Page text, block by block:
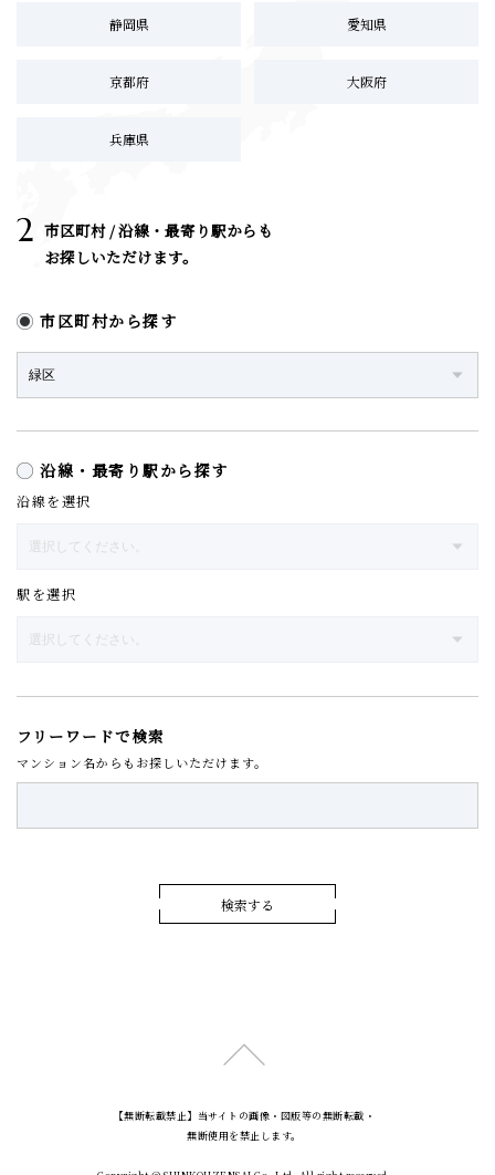
静岡県 愛知県
京都府 大阪府
兵庫県
2 市区町村 / 沿線・最寄り駅からも
お探しいただけます。
市区町村から探す
沿線・最寄り駅から探す
沿線を選択
駅を選択
フリーワードで検索
マンション名からもお探しいただけます。
検索する
【無断転載禁止】当サイトの画像・図版等の無断転載・
無断使用を禁止します。